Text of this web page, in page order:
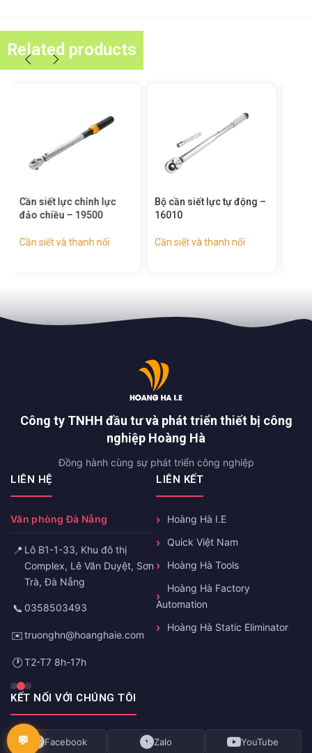
Related products
Bộ cần siết lực tự động –
16010
Cần siết và thanh nối
Bộ khẩu 3/4 inch 15 chi
tiết – 15148
Cần siết và thanh nối
Công ty TNHH đầu tư và phát triển thiết bị công
nghiệp Hoàng Hà
Đồng hành cùng sự phát triển công nghiệp
LIÊN HỆ
Văn phòng Đà Nẵng
📍 Lô B1-1-33, Khu đô thị
Complex, Lê Văn Duyệt, Sơn
Trà, Đà Nẵng
📞 0358503493
✉️truonghn@hoanghaie.com
🕐T2-T7 8h-17h
LIÊN KẾT
Hoàng Hà I.E
Quick Việt Nam
Hoàng Hà Tools
Hoàng Hà Factory
Automation
Hoàng Hà Static Eliminator
KẾT NỐI VỚI CHÚNG TÔI
Facebook Zalo YouTube